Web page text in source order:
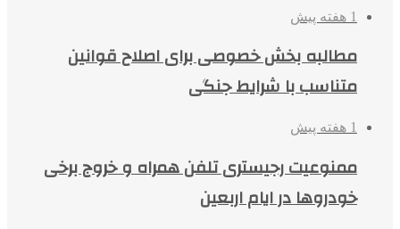
1 هفته پیش
مطالبه بخش خصوصی برای اصلاح قوانین
متناسب با شرایط جنگی
1 هفته پیش
ممنوعیت رجیستری تلفن همراه و خروج برخی
خودروها در ایام اربعین